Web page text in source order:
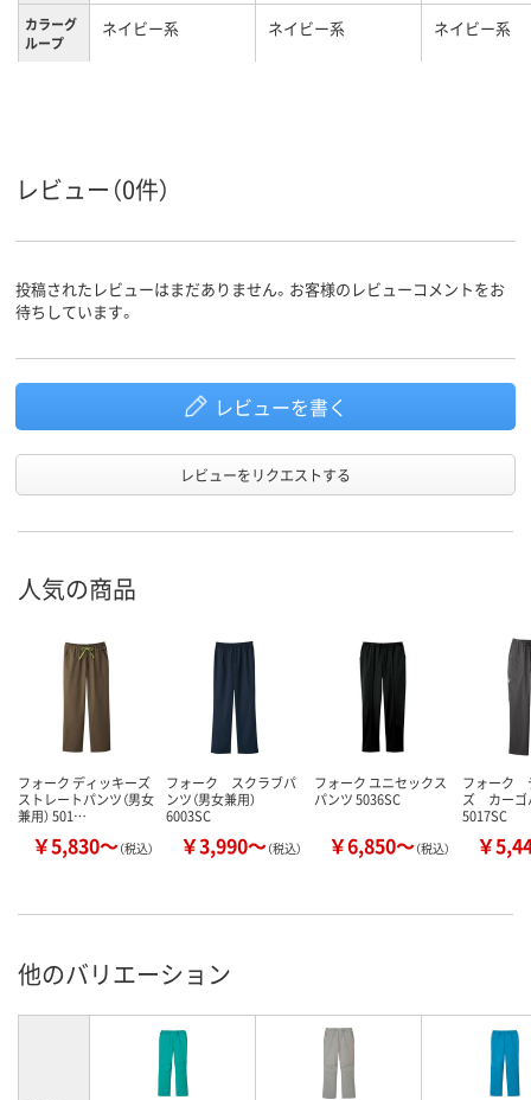
カラーグ
ループ
ネイビー系 ネイビー系 ネイビー系
レビュー（0件）
投稿されたレビューはまだありません。お客様のレビューコメントをお
待ちしています。
レビューを書く
レビューをリクエストする
人気の商品
フォーク ディッキーズ
ストレートパンツ（男女
兼用） 501…
￥5,830～（税込）
フォーク スクラブパ
ンツ（男女兼用）
6003SC
￥3,990～（税込）
フォーク ユニセックス
パンツ 5036SC
￥6,850～（税込）
フォーク
ズ カー
5017SC
￥
他のバリエーション